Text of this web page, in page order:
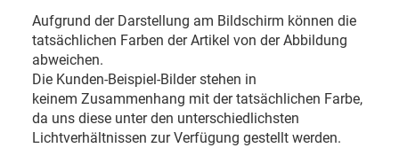
Aufgrund der Darstellung am Bildschirm können die
tatsächlichen Farben der Artikel von der Abbildung
abweichen.
Die Kunden-Beispiel-Bilder stehen in
keinem Zusammenhang mit der tatsächlichen Farbe,
da uns diese unter den unterschiedlichsten
Lichtverhältnissen zur Verfügung gestellt werden.